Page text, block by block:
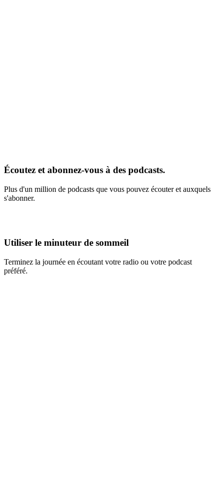
Écoutez et abonnez-vous à des podcasts.
Plus d'un million de podcasts que vous pouvez écouter et auxquels
s'abonner.
Utiliser le minuteur de sommeil
Terminez la journée en écoutant votre radio ou votre podcast
préféré.